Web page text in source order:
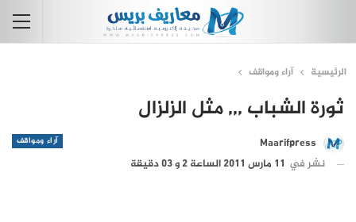
الرئيسية آراء ومواقف
ثورة الشباب ,,, مثل الزلزال
آراء ومواقف
Maarifpress
نشر في 11 مارس 2011 الساعة 2 و 03 دقيقة